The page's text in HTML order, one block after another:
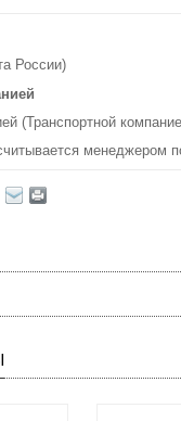
России)
(Транспортной
менеджером